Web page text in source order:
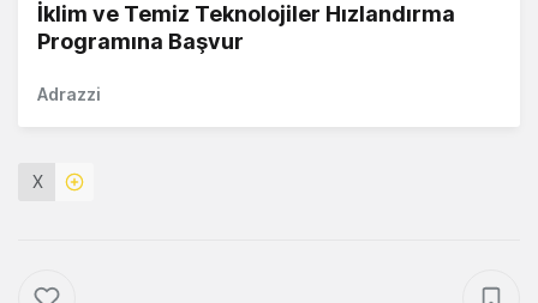
İklim ve Temiz Teknolojiler Hızlandırma
Programına Başvur
Adrazzi
X